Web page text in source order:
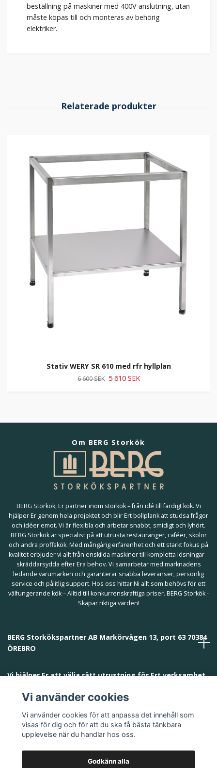
beställning på maskiner med 400V anslutning, utan
måste köpas till och monteras av behörig
elektriker.
Stativ WERY SR 610 med rfr hyllplan
6 600 SEK 5 610 SEK
Om BERG Storkök
BERG Storkök, Er partner inom storkök – från idé till färdigt kök. Vi
hjälper Er genom hela projektet och blir Ert bollplank att studsa frågor
och idéer emot. Vi är flexibla och arbetar snabbt, smidigt och lyhört.
BERG Storkök är specialist på att utrusta restauranger, caféer, skolor
och andra proffskök. Med mångårig erfarenhet och ett starkt fokus på
kvalitet erbjuder vi allt från enskilda maskiner till kompletta lösningar –
skräddarsydda efter Era behov. Vi samarbetar med marknadens
ledande varumärken och garanterar snabba leveranser, personlig
service och pålitlig support. Hos oss hittar Ni allt som behövs för ett
välfungerande kök – Alltid till konkurrenskraftiga priser. BERG Storkök -
Skapar riktiga värden!
BERG Storkökspartner AB Markörvägen 13, port 63 70384
ÖREBRO
Vi hjälper Er att välja rätt utrustning för Ert verksamhet
Vi använder cookies
Vi använder cookies för att anpassa det innehåll som
visas för dig och för att du ska få bästa tänkbara
upplevelse när du handlar hos oss.
Godkänn alla